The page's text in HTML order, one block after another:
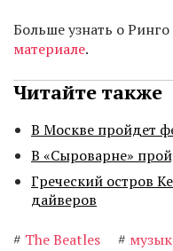
Больше узнать о
материале.
Читайте также
В Москве пройдет
В «Сыроварне»
Греческий остров
дайверов
# The Beatles #